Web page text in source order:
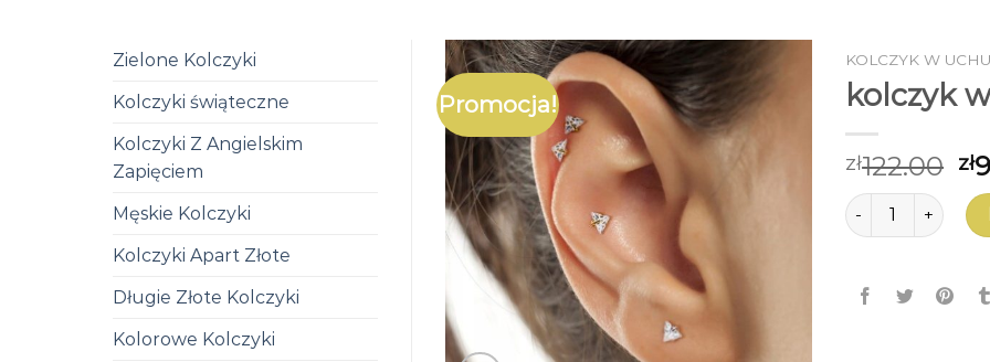
Zielone Kolczyki
Kolczyki świąteczne
Kolczyki Z Angielskim
Zapięciem
Męskie Kolczyki
Kolczyki Apart Złote
Długie Złote Kolczyki
Kolorowe Kolczyki
Promocja!
KOLCZYK W
kolczyk
zł122.00 zł
ilość kolczyk w